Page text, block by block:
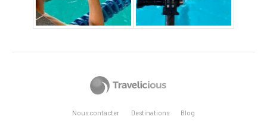
Nous contacter Destinations Blog